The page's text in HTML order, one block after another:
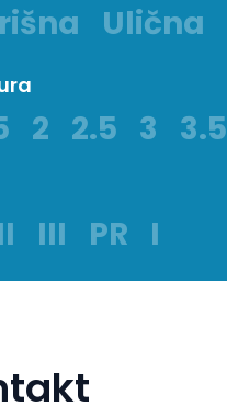
Ulična
2 2.5 3 3.5
I
III PR